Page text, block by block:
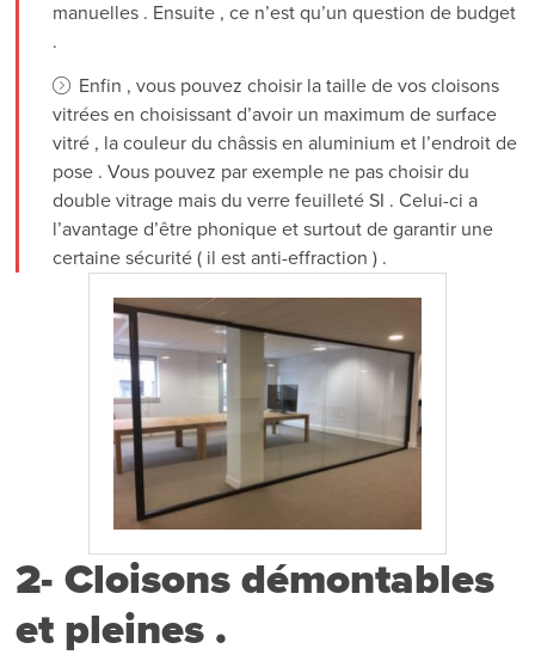
manuelles . Ensuite , ce n’est qu’un question de budget
.
Enfin , vous pouvez choisir la taille de vos cloisons
vitrées en choisissant d’avoir un maximum de surface
vitré , la couleur du châssis en aluminium et l’endroit de
pose . Vous pouvez par exemple ne pas choisir du
double vitrage mais du verre feuilleté SI . Celui-ci a
l’avantage d’être phonique et surtout de garantir une
certaine sécurité ( il est anti-effraction ) .
2- Cloisons démontables
et pleines .